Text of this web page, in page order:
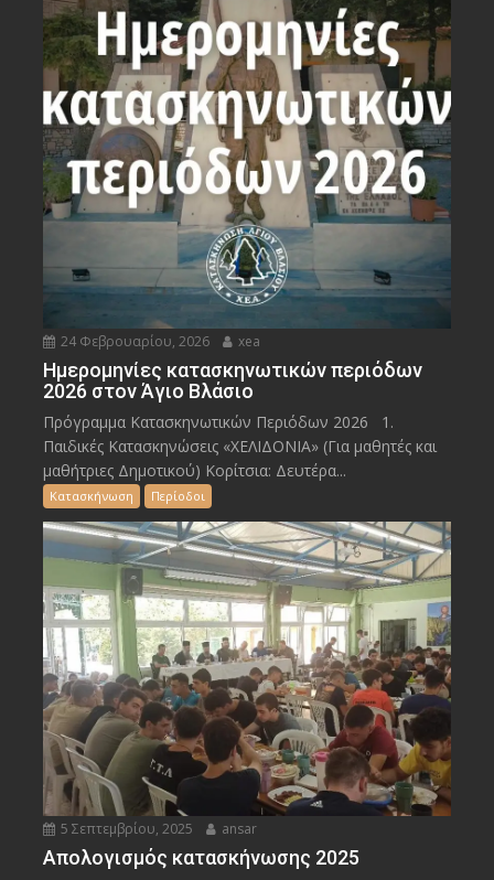
24 Φεβρουαρίου, 2026 xea
Ημερομηνίες κατασκηνωτικών περιόδων
2026 στον Άγιο Βλάσιο
Πρόγραμμα Κατασκηνωτικών Περιόδων 2026 1.
Παιδικές Κατασκηνώσεις «ΧΕΛΙΔΟΝΙΑ» (Για μαθητές και
μαθήτριες Δημοτικού) Κορίτσια: Δευτέρα...
Κατασκήνωση Περίοδοι
5 Σεπτεμβρίου, 2025 ansar
Απολογισμός κατασκήνωσης 2025